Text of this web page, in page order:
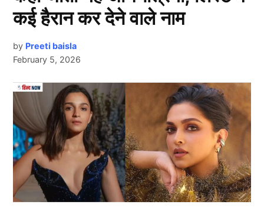
BGT ने छीने टीम इंडिया के 3 दिग्गज खिलाड़ी
1. रविचंद्रन अश्विन
Ravichandran Ashwin
Next Article
कई हैरान कर देने वाले नाम
by Preeti baisla
February 5, 2026